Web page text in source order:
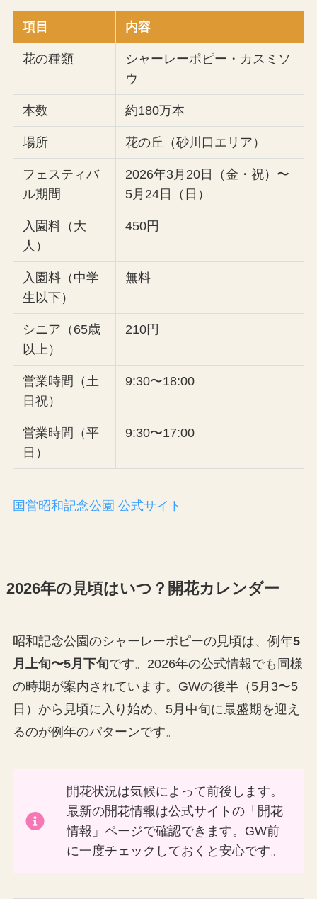
項目 内容
花の種類
シャーレーポピー・カスミソ
ウ
本数 約180万本
場所 花の丘（砂川口エリア）
フェスティバ
ル期間
2026年3月20日（金・祝）〜
5月24日（日）
入園料（大
人）
450円
入園料（中学
生以下）
無料
シニア（65歳
以上）
210円
営業時間（土
日祝）
9:30〜18:00
営業時間（平
日）
9:30〜17:00
国営昭和記念公園 公式サイト
2026年の見頃はいつ？開花カレンダー
昭和記念公園のシャーレーポピーの見頃は、例年5
月上旬〜5月下旬です。2026年の公式情報でも同様
の時期が案内されています。GWの後半（5月3〜5
日）から見頃に入り始め、5月中旬に最盛期を迎え
るのが例年のパターンです。
開花状況は気候によって前後します。
最新の開花情報は公式サイトの「開花
情報」ページで確認できます。GW前
に一度チェックしておくと安心です。